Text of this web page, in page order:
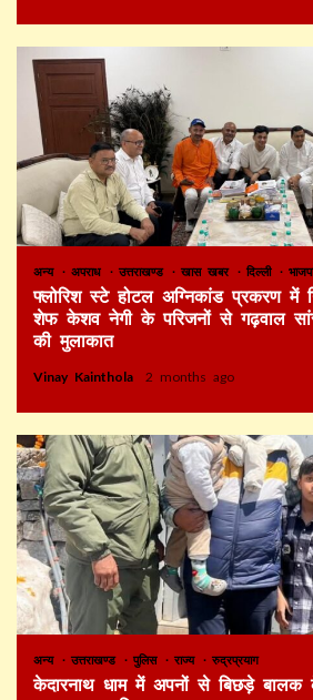
अन्य अपराध उत्तराखण्ड खास खबर दिल्ली
फ्लोरिश स्टे होटल अग्निकांड प्रकरण में
शेफ केशव नेगी के परिजनों से गढ़वाल
की मुलाकात
Vinay Kainthola 2 months ago
अन्य उत्तराखण्ड पुलिस राज्य रुद्रप्रयाग
केदारनाथ धाम में अपनों से बिछड़े बालक